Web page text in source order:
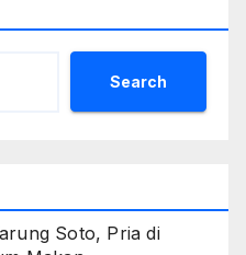
Search
Soto, Pria di